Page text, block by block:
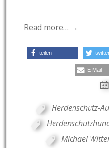
Read more… →
teilen
E-Mail
Herdenschutz-
Michael